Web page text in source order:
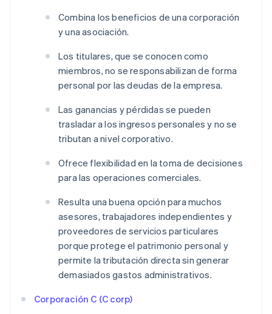
Combina los beneficios de una corporación
y una asociación.
Los titulares, que se conocen como
miembros, no se responsabilizan de forma
personal por las deudas de la empresa.
Las ganancias y pérdidas se pueden
trasladar a los ingresos personales y no se
tributan a nivel corporativo.
Ofrece flexibilidad en la toma de decisiones
para las operaciones comerciales.
Resulta una buena opción para muchos
asesores, trabajadores independientes y
proveedores de servicios particulares
porque protege el patrimonio personal y
permite la tributación directa sin generar
demasiados gastos administrativos.
Corporación C (C corp)